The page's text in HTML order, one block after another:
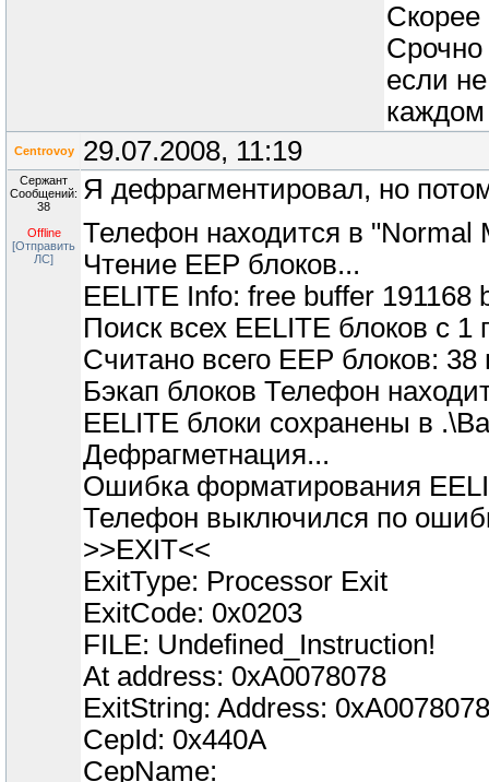
Срочно
если
каждом
Centrovoy 29.07.2008, 11:19
Сержант
Сообщений:
38
Offline
[Отправить
ЛС]
Я дефрагментировал, но
Телефон находится в "Normal
Чтение EEP блоков...
EELITE Info: free buffer
Поиск всех EELITE блоков с 1
Считано всего EEP блоков: 38
Бэкап блоков Телефон
EELITE блоки сохранены в
Дефрагметнация...
Ошибка форматирования
Телефон выключился по
>>EXIT<<
ExitType: Processor Exit
ExitCode: 0x0203
FILE: Undefined_Instruction!
At address: 0xA0078078
ExitString: Address: 0xA0078078
CepId: 0x440A
CepName: